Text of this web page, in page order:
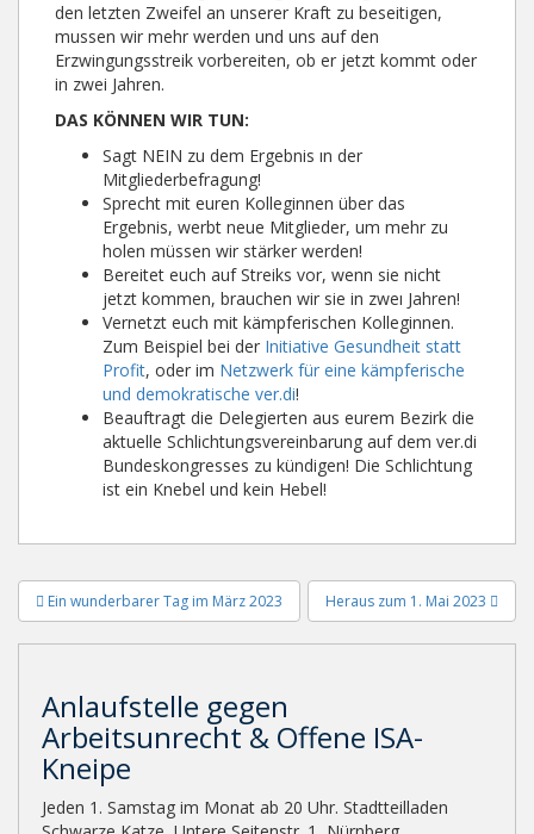
den letzten Zweifel an unserer Kraft zu beseitigen,
mussen wir mehr werden und uns auf den
Erzwingungsstreik vorbereiten, ob er jetzt kommt oder
in zwei Jahren.
DAS KÖNNEN WIR TUN:
Sagt NEIN zu dem Ergebnis ın der
Mitgliederbefragung!
Sprecht mit euren Kolleginnen über das
Ergebnis, werbt neue Mitglieder, um mehr zu
holen müssen wir stärker werden!
Bereitet euch auf Streiks vor, wenn sie nicht
jetzt kommen, brauchen wir sie in zweı Jahren!
Vernetzt euch mit kämpferischen Kolleginnen.
Zum Beispiel bei der Initiative Gesundheit statt
Profit, oder im Netzwerk für eine kämpferische
und demokratische ver.di!
Beauftragt die Delegierten aus eurem Bezirk die
aktuelle Schlichtungsvereinbarung auf dem ver.di
Bundeskongresses zu kündigen! Die Schlichtung
ist ein Knebel und kein Hebel!
Beitragsnavigation
Ein wunderbarer Tag im März 2023 Heraus zum 1. Mai 2023
Anlaufstelle gegen
Arbeitsunrecht & Offene ISA-
Kneipe
Jeden 1. Samstag im Monat ab 20 Uhr. Stadtteilladen